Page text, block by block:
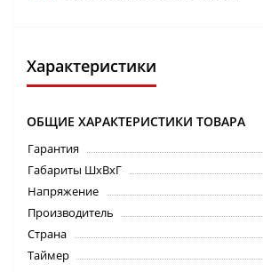
Характеристики
ОБЩИЕ ХАРАКТЕРИСТИКИ ТОВАРА
Гарантия
Габариты ШхВхГ
Напряжение
Производитель
Страна
Таймер